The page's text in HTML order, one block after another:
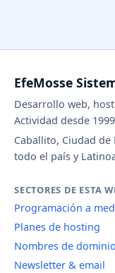
EfeMosse
Desarrollo web,
Actividad desde
Caballito, Ciudad de
todo el país y
SECTORES DE ESTA
Programación a
Planes de hosting
Nombres de dominio
Newsletter & email